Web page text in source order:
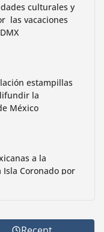
culturales y
las vacaciones
estampillas
la
México
a la
Coronado por